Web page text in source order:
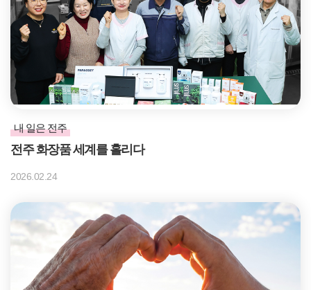
내 일은 전주
전주 화장품 세계를 홀리다
2026.02.24